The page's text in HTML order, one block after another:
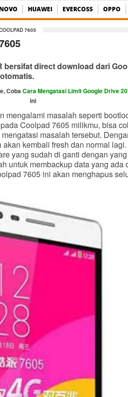
HUAWEI EVERCOSS OPPO
7605
bersifat direct download dari
CobaCara Mengatasi Limit Google Drive
ini
mengalami masalah seperti
Coolpad 7605 milikmu, bisa
masalah tersebut.
kembali fresh dan normal lagi.
yang sudah di ganti dengan
untuk membackup data yang ada
7605 ini akan menghapus